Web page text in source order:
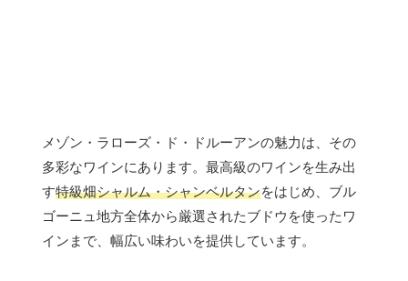
メゾン・ラローズ・ド・ドルーアンの魅力は、その
多彩なワインにあります。最高級のワインを生み出
す特級畑シャルム・シャンベルタンをはじめ、ブル
ゴーニュ地方全体から厳選されたブドウを使ったワ
インまで、幅広い味わいを提供しています。